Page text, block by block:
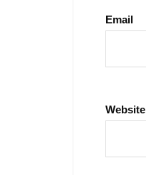
Email
Website